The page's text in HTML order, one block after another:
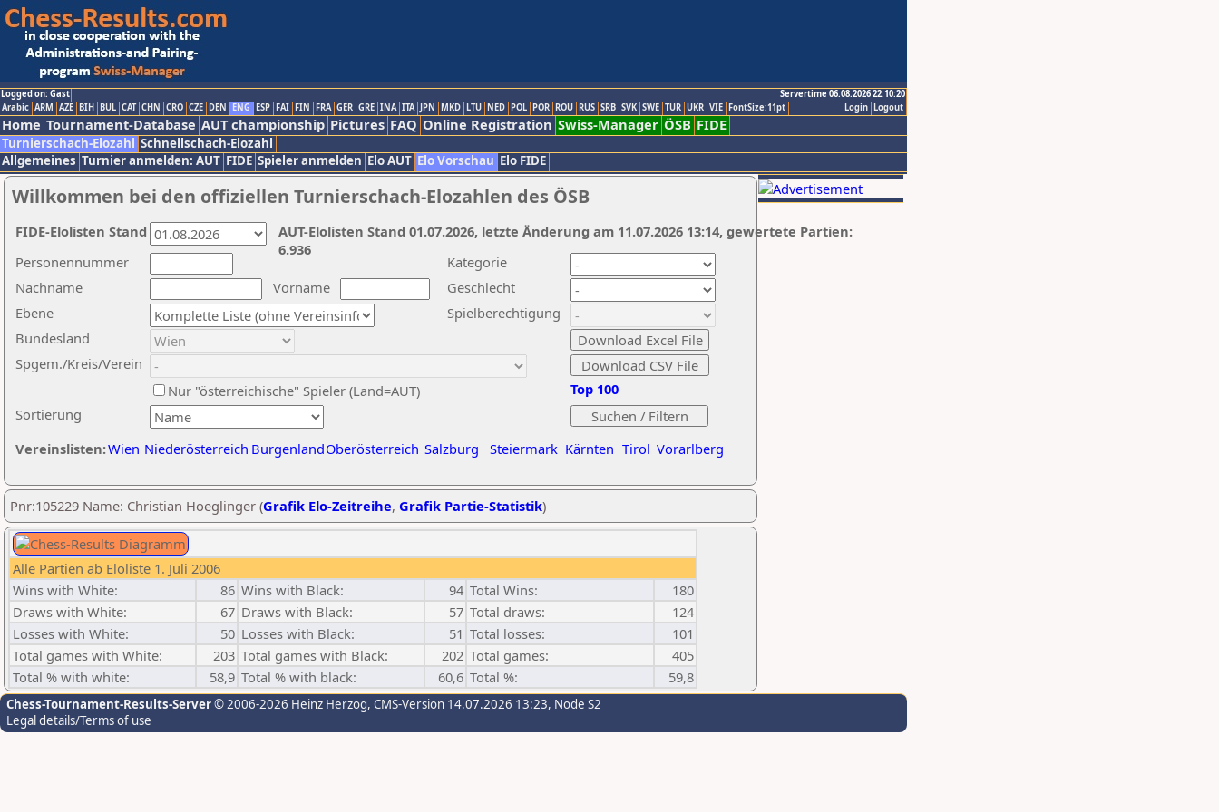
Logged on: Gast
Servertime 06.08.2026 22:10:20
Logout
Login
Arabic ARM AZE BIH BUL CAT CHN CRO CZE DEN ENG ESP FAI FIN FRA GER GRE INA ITA JPN MKD LTU NED POL POR ROU RUS SRB SVK SWE TUR UKR VIE FontSize:11pt
Home Tournament-Database AUT championship Pictures FAQ Online Registration Swiss-Manager ÖSB FIDE
Turnierschach-Elozahl Schnellschach-Elozahl
Allgemeines Turnier anmelden: AUT FIDE Spieler anmelden Elo AUT Elo Vorschau Elo FIDE
Willkommen bei den offiziellen Turnierschach-Elozahlen des ÖSB
Nachname
Vorname
Ebene
Kategorie
Sortierung
Personennummer
Bundesland
Spgem./Kreis/Verein
Geschlecht
Nur "österreichische" Spieler (Land=AUT)
Spielberechtigung
Vereinslisten:Wien Niederösterreich BurgenlandOberösterreich Salzburg Steiermark Kärnten Tirol Vorarlberg
Top 100
AUT-Elolisten Stand 01.07.2026, letzte Änderung am 11.07.2026 13:14, gewertete Partien:
6.936
FIDE-Elolisten Stand
Pnr:105229 Name: Christian Hoeglinger (Grafik Elo-Zeitreihe, Grafik Partie-Statistik)
Alle Partien ab Eloliste 1. Juli 2006
Wins with White:
86 Wins with Black: 94 Total Wins:
180
Draws with White:
67 Draws with Black: 57 Total draws:
124
Losses with White:
50 Losses with Black: 51 Total losses:
101
Total games with White:
203 Total games with Black: 202 Total games:
405
Total % with white:
58,9 Total % with black: 60,6 Total %: 59,8
Chess-Tournament-Results-Server© 2006-2026 Heinz Herzog, CMS-Version 14.07.2026 13:23, Node S2
Legal details/Terms of use